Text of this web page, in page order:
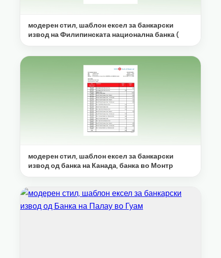
модерен стил, шаблон ексел за банкарски
извод на Филипинската национална банка (
модерен стил, шаблон ексел за банкарски
извод од банка на Канада, банка во Монтр